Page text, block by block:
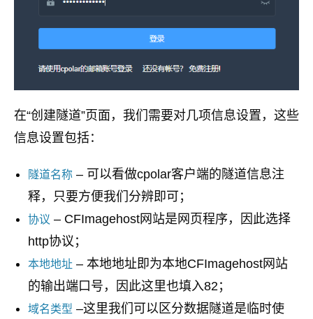
在“创建隧道”页面，我们需要对几项信息设置，这些
信息设置包括：
隧道名称 – 可以看做cpolar客户端的隧道信息注
释，只要方便我们分辨即可；
协议 – CFImagehost网站是网页程序，因此选择
http协议；
本地地址 – 本地地址即为本地CFImagehost网站
的输出端口号，因此这里也填入82；
域名类型 –这里我们可以区分数据隧道是临时使